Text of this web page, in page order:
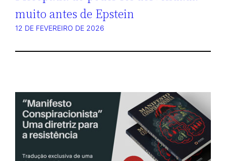
muito antes de Epstein
12 DE FEVEREIRO DE 2026